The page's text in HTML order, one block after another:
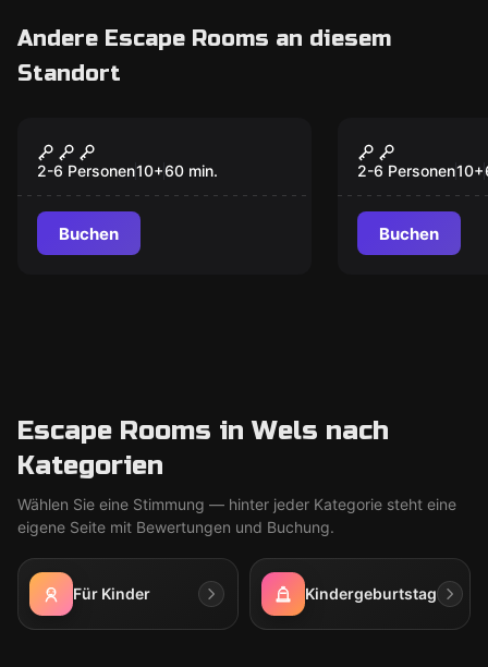
Andere Escape Rooms an diesem
Standort
Operation Mindfall
2-6 Personen10+60 min.
Buchen
Magic
2-6 Personen10+
Buchen
Escape Rooms in Wels nach
Kategorien
Wählen Sie eine Stimmung — hinter jeder Kategorie steht eine
eigene Seite mit Bewertungen und Buchung.
Für Kinder Kindergeburtstag